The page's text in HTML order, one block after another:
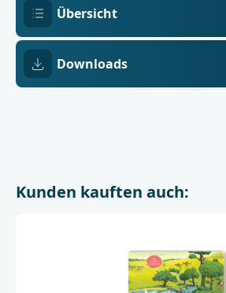
Übersicht
Downloads
Kunden kauften auch: